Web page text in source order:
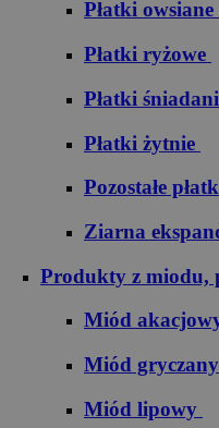
Płatki owsiane
Płatki ryżowe
Płatki
Płatki żytnie
Pozostałe
Ziarna
Produkty z miodu,
Miód
Miód gryczany
Miód lipowy